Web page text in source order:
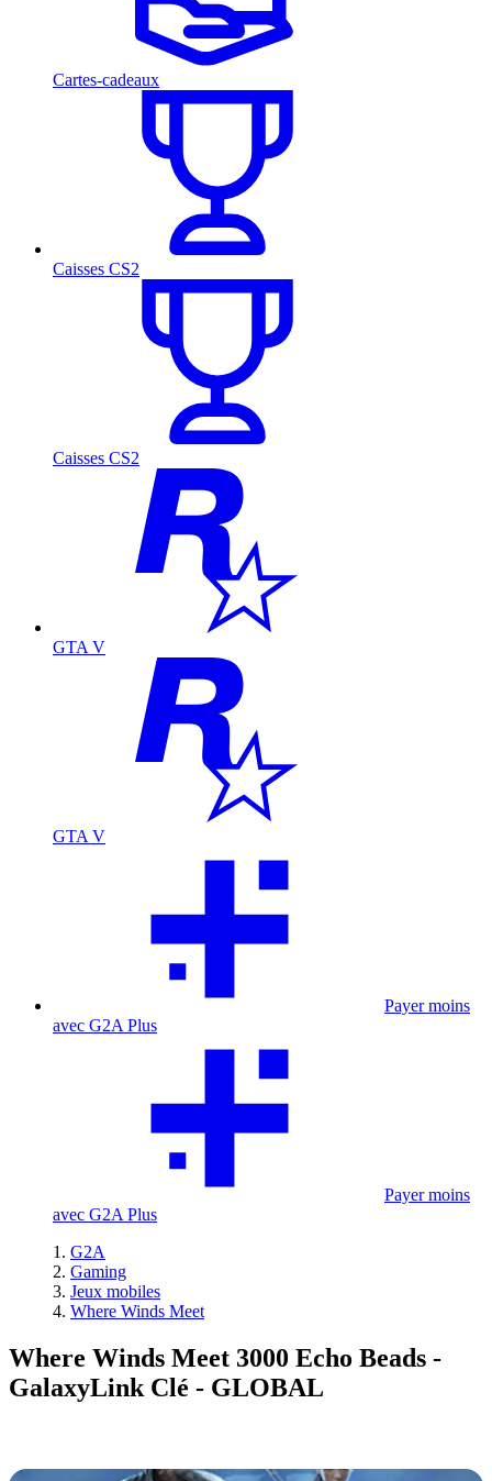
Cartes-cadeaux
Caisses CS2
Caisses CS2
GTA V
GTA V
Payer moins
avec G2A Plus
Payer moins
avec G2A Plus
G2A
Gaming
Jeux mobiles
Where Winds Meet
Where Winds Meet 3000 Echo Beads -
GalaxyLink Clé - GLOBAL